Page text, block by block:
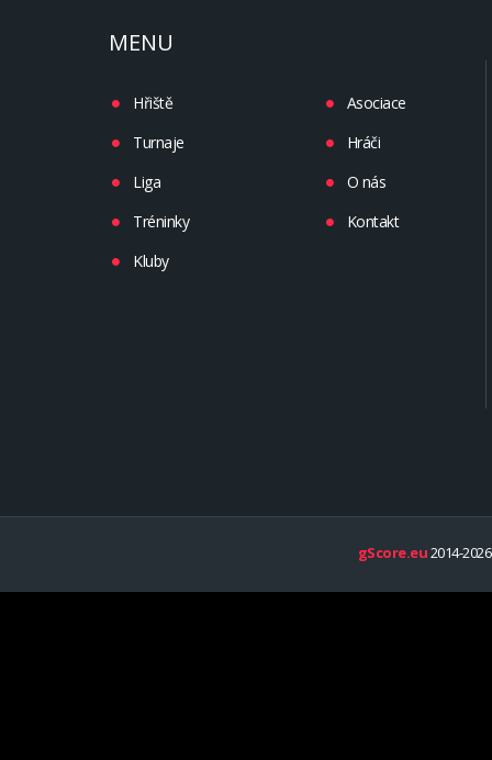
MENU
Hřiště
Turnaje
Liga
Tréninky
Kluby
Asociace
Hráči
O nás
Kontakt
gScore.eu2014-